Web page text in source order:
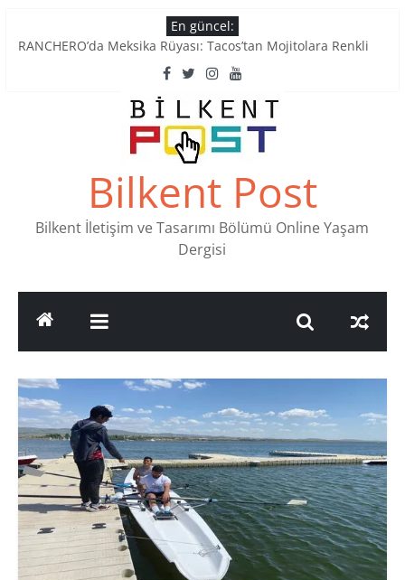
to
En güncel:
Tatlı Konuşalım: Ankara’nın 4 Köklü Pastanesi
RANCHERO’da Meksika Rüyası: Tacos’tan Mojitolara Renkli
Pullardaki tarih: PTT Pul Müzesi
Stamp Collectors Unite: Places to Find Stamps in Ankara
Bilkent Post
Bilkent İletişim ve Tasarımı Bölümü Online Yaşam
Dergisi